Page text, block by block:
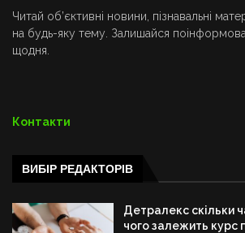
Читай об’єктивні новини, пізнавальні
на будь-яку тему. Залишайся
щодня.
Контакти
ВИБІР РЕДАКТОРІВ
Детралекс скільки
чого залежить курс